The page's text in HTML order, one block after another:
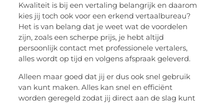
Kwaliteit is bij een vertaling belangrijk en daarom
kies jij toch ook voor een erkend vertaalbureau?
Het is van belang dat je weet wat de voordelen
zijn, zoals een scherpe prijs, je hebt altijd
persoonlijk contact met professionele vertalers,
alles wordt op tijd en volgens afspraak geleverd.
Alleen maar goed dat jij er dus ook snel gebruik
van kunt maken. Alles kan snel en efficiënt
worden geregeld zodat jij direct aan de slag kunt